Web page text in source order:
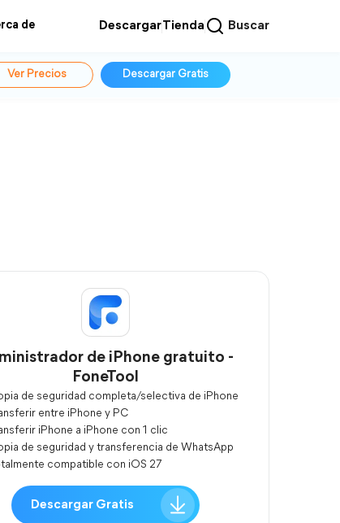
de DescargarTienda Buscar
Ver Precios Descargar Gratis
de iPhone gratuito -
FoneTool
de seguridad completa/selectiva de iPhone
entre iPhone y PC
iPhone a iPhone con 1 clic
de seguridad y transferencia de WhatsApp
compatible con iOS 27
Descargar Gratis